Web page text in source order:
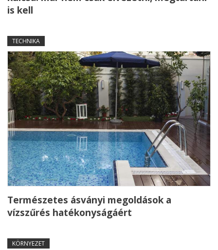
is kell
TECHNIKA
Természetes ásványi megoldások a
vízszűrés hatékonyságáért
KÖRNYEZET